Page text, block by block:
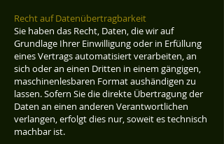
Recht auf Datenübertragbarkeit
Sie haben das Recht, Daten, die wir auf
Grundlage Ihrer Einwilligung oder in Erfüllung
eines Vertrags automatisiert verarbeiten, an
sich oder an einen Dritten in einem gängigen,
maschinenlesbaren Format aushändigen zu
lassen. Sofern Sie die direkte Übertragung der
Daten an einen anderen Verantwortlichen
verlangen, erfolgt dies nur, soweit es technisch
machbar ist.